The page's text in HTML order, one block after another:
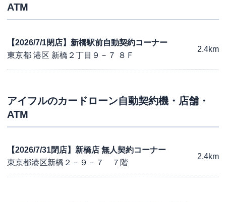
ATM
【2026/7/1閉店】新橋駅前自動契約コーナー
東京都 港区 新橋２丁目９－７ ８Ｆ
2.4km
アイフルのカードローン自動契約機・店舗・
ATM
【2026/7/31閉店】新橋店 無人契約コーナー
東京都港区新橋２－９－７ ７階
2.4km